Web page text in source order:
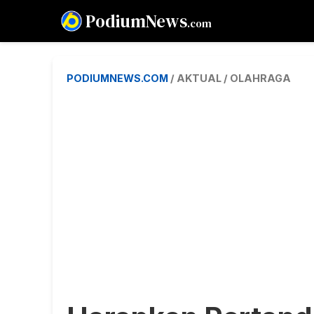
PodiumNews.com
PODIUMNEWS.COM / AKTUAL / OLAHRAGA